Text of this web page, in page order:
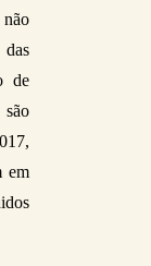
de
são
em